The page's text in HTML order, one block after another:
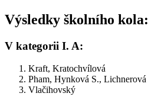
Výsledky školního kola:
V kategorii I. A:
Kraft, Kratochvílová
Pham, Hynková S., Lichnerová
Vlačihovský